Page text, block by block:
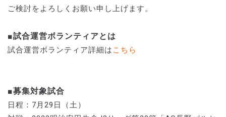
ご検討をよろしくお願い申し上げます。
■試合運営ボランティアとは
試合運営ボランティア詳細は こちら
■募集対象試合
日程：7月29日（土）